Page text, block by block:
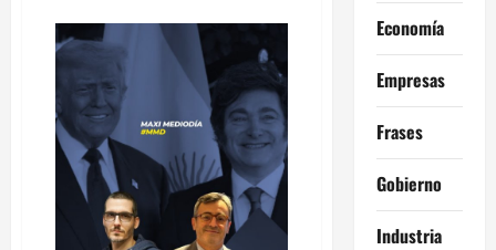
detrás
la
importación
y
los
mercados
Economía
Empresas
Frases
Gobierno
Industria